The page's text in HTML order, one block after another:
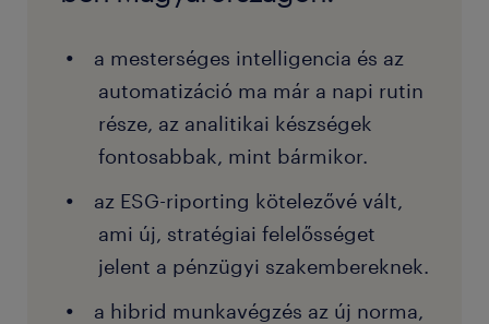
a mesterséges intelligencia és az
automatizáció ma már a napi rutin
része, az analitikai készségek
fontosabbak, mint bármikor.
az ESG-riporting kötelezővé vált,
ami új, stratégiai felelősséget
jelent a pénzügyi szakembereknek.
a hibrid munkavégzés az új norma,